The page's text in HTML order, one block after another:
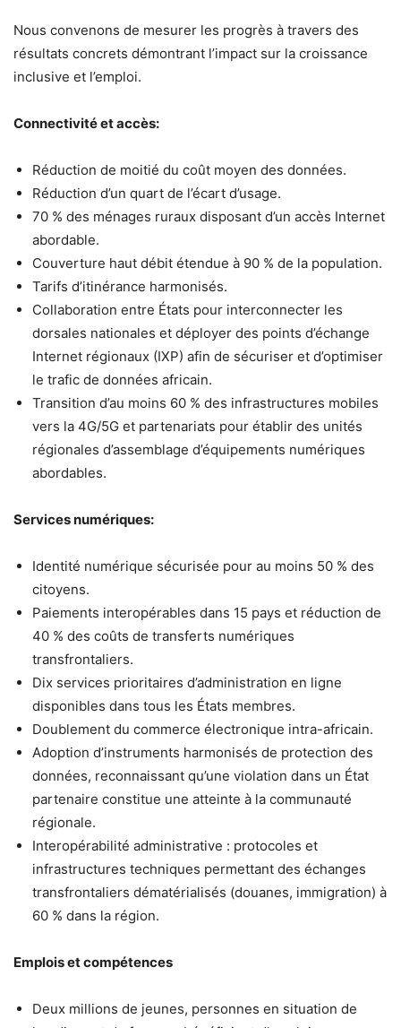
Nous convenons de mesurer les progrès à travers des
résultats concrets démontrant l’impact sur la croissance
inclusive et l’emploi.
Connectivité et accès:
Réduction de moitié du coût moyen des données.
Réduction d’un quart de l’écart d’usage.
70 % des ménages ruraux disposant d’un accès Internet
abordable.
Couverture haut débit étendue à 90 % de la population.
Tarifs d’itinérance harmonisés.
Collaboration entre États pour interconnecter les
dorsales nationales et déployer des points d’échange
Internet régionaux (IXP) afin de sécuriser et d’optimiser
le trafic de données africain.
Transition d’au moins 60 % des infrastructures mobiles
vers la 4G/5G et partenariats pour établir des unités
régionales d’assemblage d’équipements numériques
abordables.
Services numériques:
Identité numérique sécurisée pour au moins 50 % des
citoyens.
Paiements interopérables dans 15 pays et réduction de
40 % des coûts de transferts numériques
transfrontaliers.
Dix services prioritaires d’administration en ligne
disponibles dans tous les États membres.
Doublement du commerce électronique intra-africain.
Adoption d’instruments harmonisés de protection des
données, reconnaissant qu’une violation dans un État
partenaire constitue une atteinte à la communauté
régionale.
Interopérabilité administrative : protocoles et
infrastructures techniques permettant des échanges
transfrontaliers dématérialisés (douanes, immigration) à
60 % dans la région.
Emplois et compétences
Deux millions de jeunes, personnes en situation de